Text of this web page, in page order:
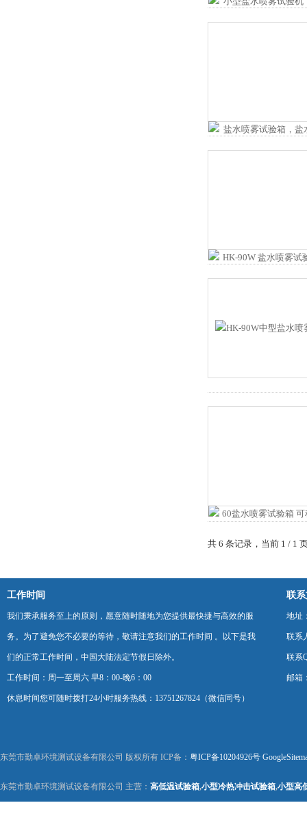
共 6 条记录，当前 1 / 1
工作时间
我们秉承服务至上的原则，愿意随时随地为您提供最快捷与高效的服
务。为了避免您不必要的等待，敬请注意我们的工作时间 。以下是我
们的正常工作时间，中国大陆法定节假日除外。
工作时间：周一至周六 早8：00-晚6：00
休息时间您可随时拨打24小时服务热线：13751267824（微信同号）
联
地址
联系
联系
邮箱
东莞市勤卓环境测试设备有限公司 版权所有 ICP备： 粤ICP备10204926号
东莞市勤卓环境测试设备有限公司 主营： 高低温试验箱,小型冷热冲击试验箱,小型高